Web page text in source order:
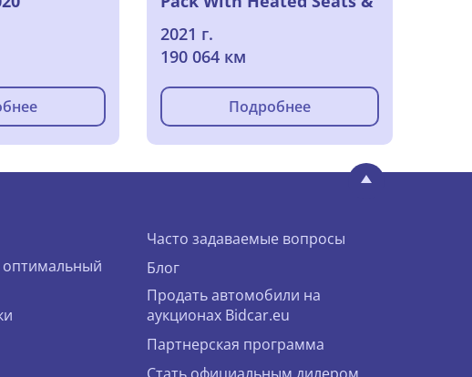
Removable Towing Hook
2021 г.
190 064 км
Подробнее
оптимальный
Часто задаваемые вопросы
Блог
Продать автомобили на
аукционах Bidcar.eu
Партнерская программа